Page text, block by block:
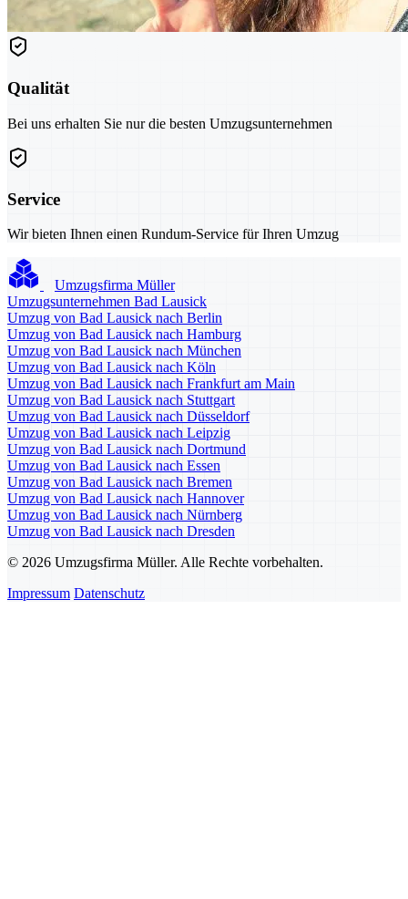
Qualität
Bei uns erhalten Sie nur die besten Umzugsunternehmen
Service
Wir bieten Ihnen einen Rundum-Service für Ihren Umzug
Umzugsfirma Müller
Umzugsunternehmen Bad Lausick
Umzug von Bad Lausick nach Berlin
Umzug von Bad Lausick nach Hamburg
Umzug von Bad Lausick nach München
Umzug von Bad Lausick nach Köln
Umzug von Bad Lausick nach Frankfurt am Main
Umzug von Bad Lausick nach Stuttgart
Umzug von Bad Lausick nach Düsseldorf
Umzug von Bad Lausick nach Leipzig
Umzug von Bad Lausick nach Dortmund
Umzug von Bad Lausick nach Essen
Umzug von Bad Lausick nach Bremen
Umzug von Bad Lausick nach Hannover
Umzug von Bad Lausick nach Nürnberg
Umzug von Bad Lausick nach Dresden
© 2026 Umzugsfirma Müller. Alle Rechte vorbehalten.
Impressum Datenschutz